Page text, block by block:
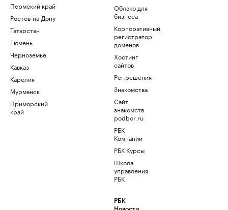
Пермский край
Ростов-на-Дону
Татарстан
Тюмень
Черноземье
Кавказ
Карелия
Мурманск
Приморский
край
Облако для
бизнеса
Корпоративный
регистратор
доменов
Хостинг
сайтов
Рег.решения
Знакомства
Сайт
знакомств
podbor.ru
РБК
Компании
РБК Курсы
Школа
управления
РБК
РБК